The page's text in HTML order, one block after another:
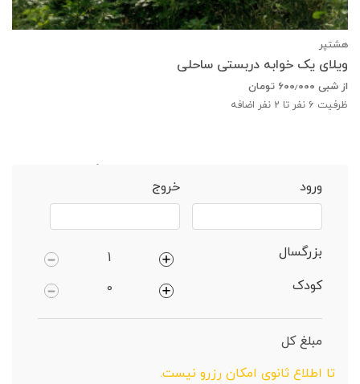
هشتپر
ویلای یک خوابه دربستی ساحلی
از شبی ۶۰۰٫۰۰۰ تومان
ظرفیت 6 نفر تا 2 نفر اضافه
ورود
خروج
بزرگسال
کودک
مبلغ کل
تا اطلاع ثانوی امکان رزرو نیست.